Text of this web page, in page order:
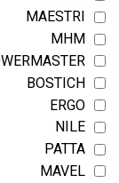
MAESTRI
MHM
BOSTICH
ERGO
NILE
PATTA
MAVEL